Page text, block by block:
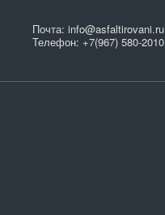
Почта: info@asfaltirovani.ru
Телефон: +7(967) 580-2010